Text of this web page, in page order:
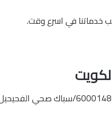
خدماتنا في اسرع وقت.